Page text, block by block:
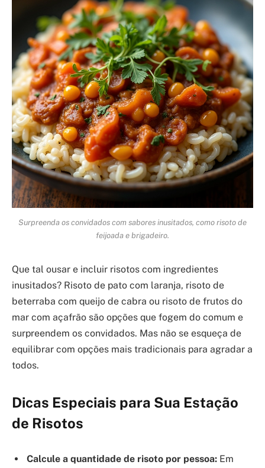
Surpreenda os convidados com sabores inusitados, como risoto de
feijoada e brigadeiro.
Que tal ousar e incluir risotos com ingredientes
inusitados? Risoto de pato com laranja, risoto de
beterraba com queijo de cabra ou risoto de frutos do
mar com açafrão são opções que fogem do comum e
surpreendem os convidados. Mas não se esqueça de
equilibrar com opções mais tradicionais para agradar a
todos.
Dicas Especiais para Sua Estação
de Risotos
Calcule a quantidade de risoto por pessoa: Em